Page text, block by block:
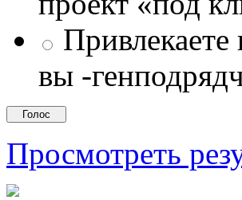
вы -
Просмотреть